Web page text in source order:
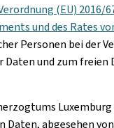
(EU) 2016/
und des Rates
Personen bei der
Daten und zum freien
Daten, abgesehen